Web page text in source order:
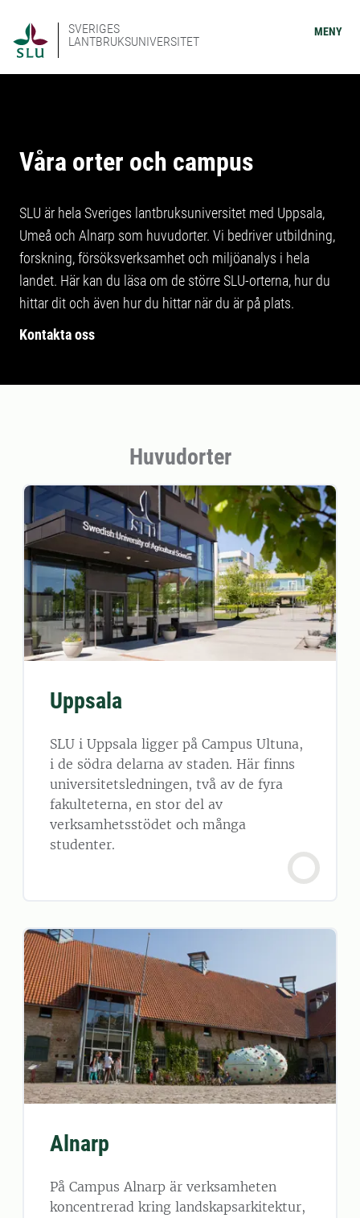
SVERIGES
LANTBRUKSUNIVERSITET
MENY
Våra orter och campus
SLU är hela Sveriges lantbruksuniversitet med Uppsala,
Umeå och Alnarp som huvudorter. Vi bedriver utbildning,
forskning, försöksverksamhet och miljöanalys i hela
landet. Här kan du läsa om de större SLU-orterna, hur du
hittar dit och även hur du hittar när du är på plats.
Kontakta oss
Huvudorter
Uppsala
SLU i Uppsala ligger på Campus Ultuna,
i de södra delarna av staden. Här finns
universitetsledningen, två av de fyra
fakulteterna, en stor del av
verksamhetsstödet och många
studenter.
Alnarp
På Campus Alnarp är verksamheten
koncentrerad kring landskapsarkitektur,